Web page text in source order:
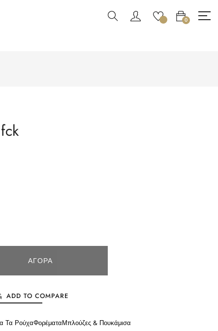
0
ΑΓΟΡΆ
ADD TO COMPARE
Τα ΡούχαΦορέματαΜπλούζες & Πουκάμισα